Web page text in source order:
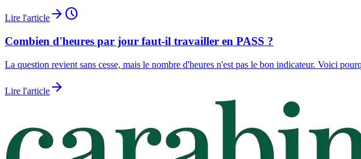
Lire l'article arrow_forward schedule
Combien d'heures par jour faut-il travailler en PASS ?
La question revient sans cesse, mais le nombre d'heures n'est pas le bon indicateur. Voici
Lire l'article arrow_forward